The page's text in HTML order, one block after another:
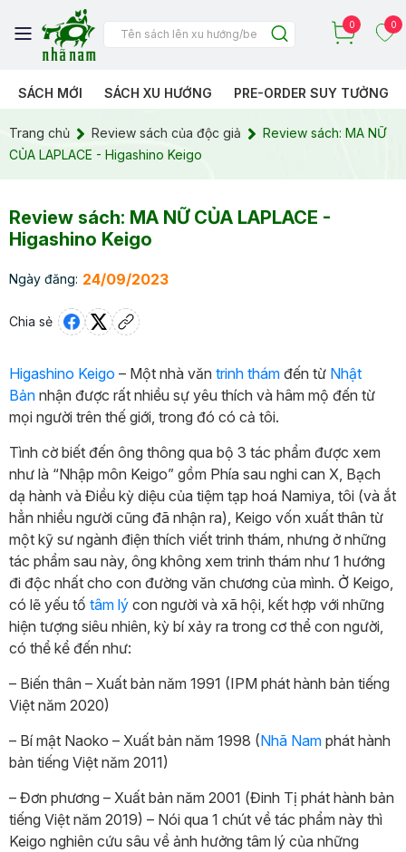
0 0
SÁCH MỚI SÁCH XU HƯỚNG PRE-ORDER SUY TƯỞNG
Trang chủ Review sách của độc giả
Review sách: MA NỮ
CỦA LAPLACE - Higashino Keigo
Review sách: MA NỮ CỦA LAPLACE -
Higashino Keigo
Ngày đăng: 24/09/2023
Chia sẻ
Higashino Keigo – Một nhà văn trinh thám đến từ Nhật
Bản nhận được rất nhiều sự yêu thích và hâm mộ đến từ
mọi người trên thế giới, trong đó có cả tôi.
Tình cờ biết đến ông thông qua bộ 3 tác phẩm được xem
như là “Nhập môn Keigo” gồm Phía sau nghi can X, Bạch
dạ hành và Điều kỳ diệu của tiệm tạp hoá Namiya, tôi (và ắt
hẳn nhiều người cũng đã nhận ra), Keigo vốn xuất thân từ
một kỹ sư ngành điện thích viết trinh thám, nhưng ở những
tác phẩm sau này, ông không xem trinh thám như 1 hướng
đi độc nhất cho con đường văn chương của mình. Ở Keigo,
có lẽ yếu tố tâm lý con người và xã hội, kết hợp với những
hiện tượng siêu nhiên, kỳ bí xảy ra trong cơ thể con người,
có thể kể đến như:
– Biến thân – Xuất bản năm 1991 (IPM phát hành bản tiếng
Việt năm 2020)
– Bí mật Naoko – Xuất bản năm 1998 (Nhã Nam phát hành
bản tiếng Việt năm 2011)
– Đơn phương – Xuất bản năm 2001 (Đinh Tị phát hành bản
tiếng Việt năm 2019) – Nói qua 1 chút về tác phẩm này thì
Keigo nghiên cứu sâu về ảnh hưởng tâm lý của những